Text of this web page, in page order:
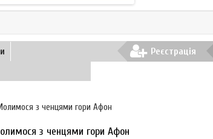
Реєстрація
з ченцями гори Афон
з ченцями гори Афон